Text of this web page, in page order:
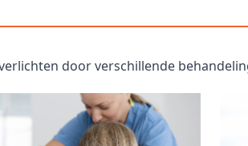
door verschillende